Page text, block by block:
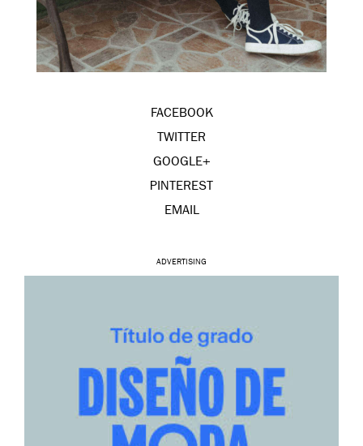
FACEBOOK
TWITTER
GOOGLE+
PINTEREST
EMAIL
ADVERTISING